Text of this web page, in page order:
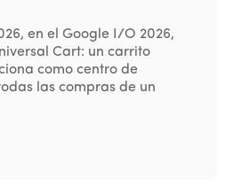
en el Google I/O 2026,
Cart: un carrito
como centro de
las compras de un